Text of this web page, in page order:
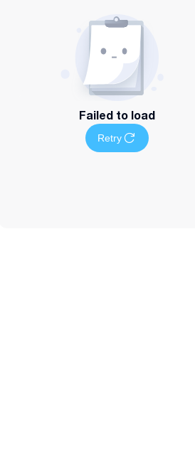
Failed to load
Retry